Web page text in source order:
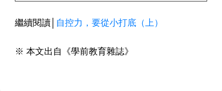
繼續閱讀│ 自控力，要從小打底（上）
※ 本文出自《學前教育雜誌》